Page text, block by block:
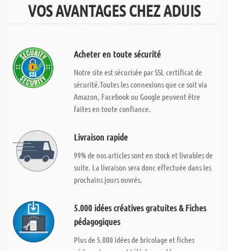
VOS AVANTAGES CHEZ ADUIS
Acheter en toute sécurité
Notre site est sécurisée par SSL certificat de
sécurité.Toutes les connexions que ce soit via
Amazon, Facebook ou Google peuvent être
faites en toute confiance.
Livraison rapide
99% de nos articles sont en stock et livrables de
suite. La livraison sera donc effectuée dans les
prochains jours ouvrés.
5.000 idées créatives gratuites & Fiches
pédagogiques
Plus de 5.000 idées de bricolage et fiches